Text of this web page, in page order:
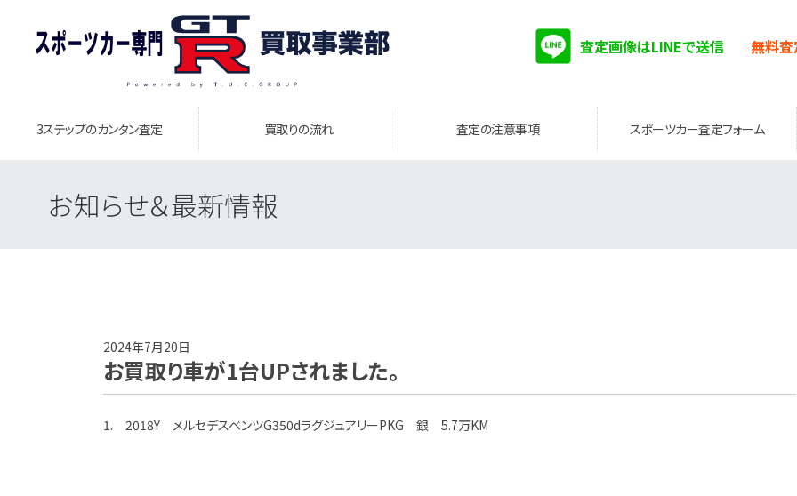
査定画像はLINEで送信 無料査
3ステップのカンタン査定 買取りの流れ 査定の注意事項 スポーツカー査定フォーム
お知らせ＆最新情報
2024年7月20日
お買取り車が1台UPされました。
1. 2018Y メルセデスベンツG350dラグジュアリーPKG 銀 5.7万KM